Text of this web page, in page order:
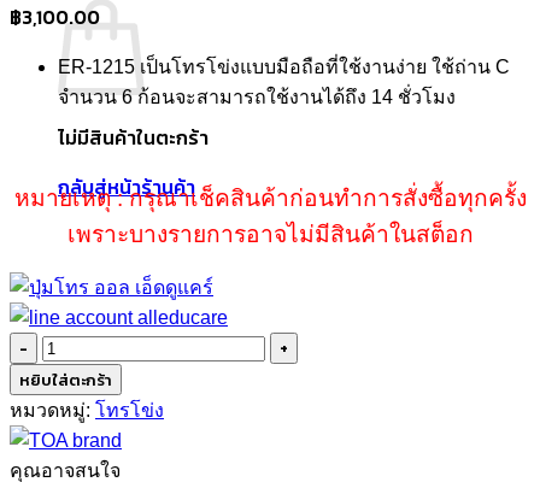
ไม่มีสินค้าในตะกร้า
กลับสู่หน้าร้านค้า
฿3,100.00
ER-1215 เป็นโทรโข่งแบบมือถือที่ใช้งานง่าย ใช้ถ่าน C
จำนวน 6 ก้อนจะสามารถใช้งานได้ถึง 14 ชั่วโมง
หมายเหตุ : กรุณาเช็คสินค้าก่อนทำการสั่งซื้อทุกครั้ง
เพราะบางรายการอาจไม่มีสินค้าในสต็อก
จำนวน
TOA
ER-
1215
ชิ้น
หยิบใส่ตะกร้า
หมวดหมู่: โทรโข่ง
คุณอาจสนใจ